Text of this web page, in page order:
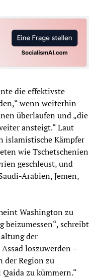
die effektivste
wenn weiterhin
überlaufen und „die
ansteigt.“ Laut
islamistische Kämpfer
wie Tschetschenien
geschleust, und
Arabien, Jemen,
Washington zu
beizumessen“, schreibt
der
loszuwerden –
der Region zu
zu kümmern.“